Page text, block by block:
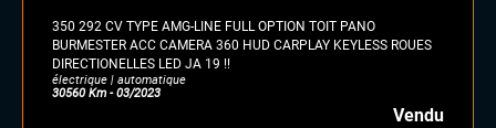
GPL
autre
350 292 CV TYPE AMG-LINE FULL OPTION TOIT PANO
BURMESTER ACC CAMERA 360 HUD CARPLAY KEYLESS ROUES
DIRECTIONELLES LED JA 19 !!
électrique | automatique
30560 Km - 03/2023
Vendu